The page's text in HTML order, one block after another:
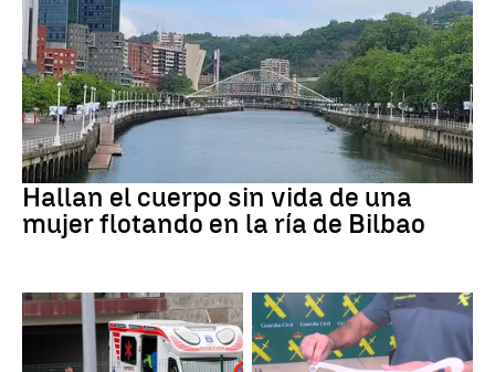
BILBAO
Hallan el cuerpo sin vida de una
mujer flotando en la ría de Bilbao